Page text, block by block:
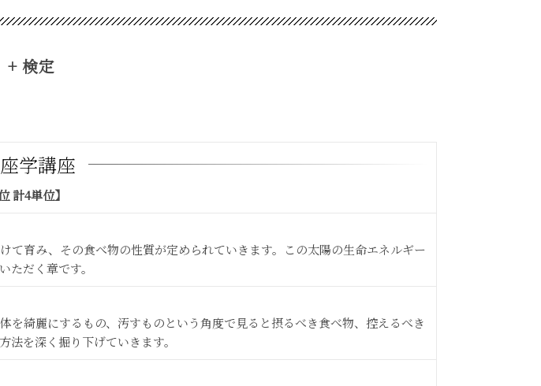
+ 検定
学講座
計4単位】
て育み、その食べ物の性質が定められていきます。この太陽の生命エネルギー
ただく章です。
を綺麗にするもの、汚すものという角度で見ると摂るべき食べ物、控えるべき
を深く掘り下げていきます。